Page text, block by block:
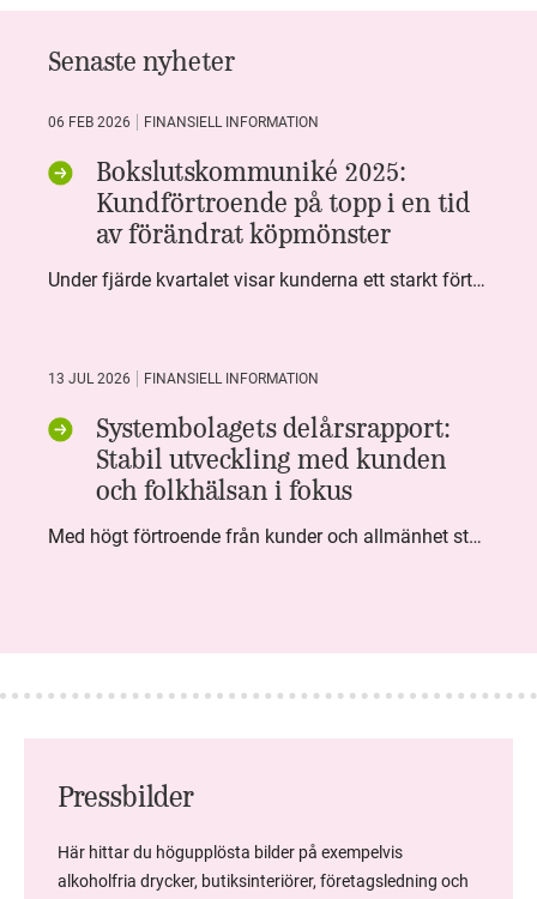
Senaste nyheter
06 FEB 2026 FINANSIELL INFORMATION
Bokslutskommuniké 2025:
Kundförtroende på topp i en tid
av förändrat köpmönster
Under fjärde kvartalet visar kunderna ett starkt förtroende för Systembolaget. Nöjd Kund Index (NKI) når en ny rekordnivå och bidrar till att även helåret avslutar starkt. Arbetet med ansvarsfull försäljning ger tydliga resultat där ålderskontroller når sina högsta nivåer någonsin. Samtidigt fortsätter kundernas val att förändras. Allt fler väljer öl och drycker med lägre alkoholhalt. Vi ser också en lägre försäljningsvolym under kvartalet, en utveckling som ligger i linje med den långsiktiga minskningen i alkoholkonsumtionen i Sverige. De officiella konsumtionssiffrorna från CAN för 2025 kommer först under våren men försäljningssiffrorna pekar åt samma håll.
13 JUL 2026 FINANSIELL INFORMATION
Systembolagets delårsrapport:
Stabil utveckling med kunden
och folkhälsan i fokus
Med högt förtroende från kunder och allmänhet står Systembolaget stabilt i samhällsuppdraget. Under kvartalet togs flera steg inom folkhälsa, kundnytta och minskad klimatpåverkan. Nettoomsättningen var i nivå med föregående år och effektiviseringar av verksamheten möjliggjorde fortsatt anpassning för att möta nya behov.
Pressbilder
Här hittar du högupplösta bilder på exempelvis
alkoholfria drycker, butiksinteriörer, företagsledning och